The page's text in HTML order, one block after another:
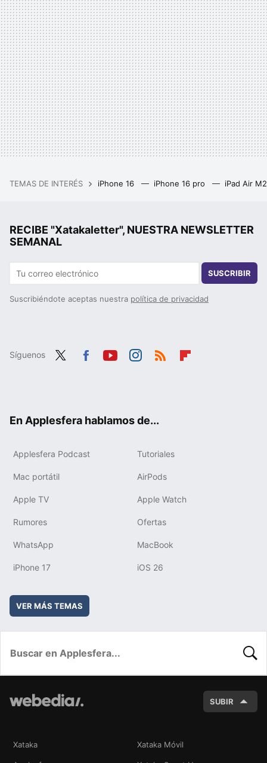
TEMAS DE INTERÉS iPhone 16 iPhone 16 pro iPad Air
RECIBE "Xatakaletter", NUESTRA NEWSLETTER
SEMANAL
SUSCRIBIR
Suscribiéndote aceptas nuestra política de privacidad
Síguenos
En Applesfera hablamos de...
Applesfera Podcast Tutoriales
Mac portátil AirPods
Apple TV Apple Watch
Rumores Ofertas
WhatsApp MacBook
iPhone 17 iOS 26
VER MÁS TEMAS
SUBIR
Xataka Xataka Móvil